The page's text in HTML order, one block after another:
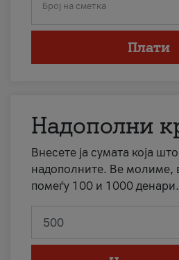
Број на сметка
Плати
Надополни
Внесете ја сумата која
надополните. Ве молиме,
помеѓу 100 и 1000 денари.